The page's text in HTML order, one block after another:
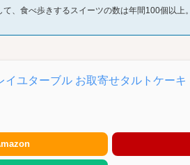
、食べ歩きするスイーツの数は年間100個以上。
イユターブル お取寄せタルトケーキ